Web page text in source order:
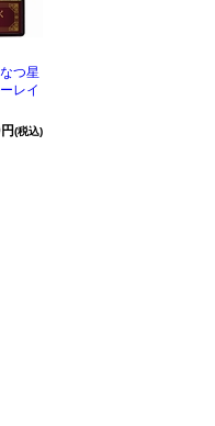
つ星
レイ
(税込)